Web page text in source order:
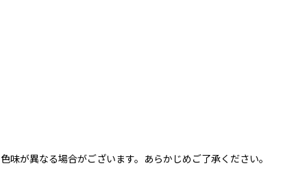
が異なる場合がございます。あらかじめご了承ください。